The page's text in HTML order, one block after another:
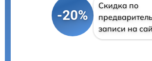
-20%
Скидка по
записи на